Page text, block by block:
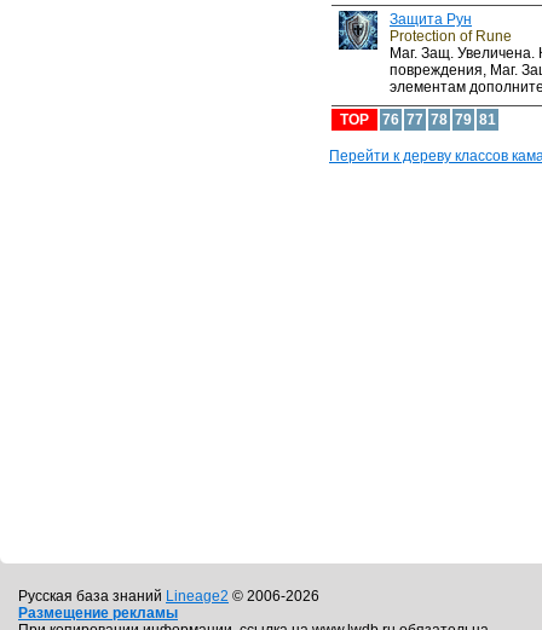
Защита Рун
Protection of Rune
Маг. Защ. Увеличена.
повреждения, Маг.
элементам
TOP
76 77 78 79 81
Перейти к дереву классов
Русская база знаний Lineage2 © 2006-2026
Размещение рекламы